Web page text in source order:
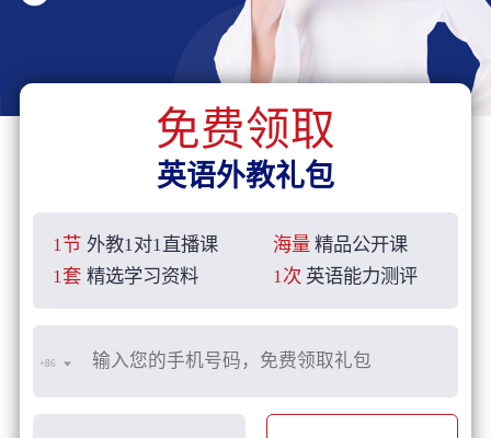
免费领取
英语外教礼包
1节 外教1对1直播课 海量 精品公开课
1套 精选学习资料 1次 英语能力测评
+86